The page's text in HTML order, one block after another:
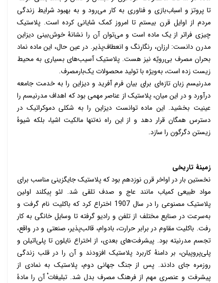
تا پروتز و اسباب‌بازی و فناوری به کار می‌رود و به بهبود شرایط زندگی
مردم از اوایل قرن بیستم تا امروز کمک شایانی کرده است. پلاستیک
چیزی فراتر از یک ماده است و می‌توان آن را نشانۀ خوش‌بینی دیزاین
مدرن دانست: ارزان، رنگارنگ و انعطاف‌پذیر. در عین حال، این ماده نماد
بحران مصرف بی‌رویّه نیز هست. پلاستیک آسیب‌های بسیاری به محیط
زیست زده است، به‌ویژه با تولید محصولات یک‌بارمصرف.
مدرنیسم زبان تازه‌ای برای بیان فرم آفرید و دیزاین را به خدمت جامعه
درآورد و در این میان، پلاستیک از عناصر مهمی بود که اهداف مدرنیسم را
عینیت بخشید. این ماده توانست دیزاین را به شکلی دموکراتیک در
دسترس همگان قرار دهد و از این راه نه‌تنها مالکیت اشیا، بلکه شیوۀ
زیستن دگرگون را سازد.
زمینۀ تاریخی
نخستین بار در اواخر قرن نوزدهم بود که پلاستیک جایگزینی مناسب برای
مواد طبیعی کمیاب مانند عاج و صدف تلقی شد. لئو بِیکلند اولین
پلاستیک مصنوعی را در سال 1907 اختراع کرد که باکلیت نام گرفت و
به‌سرعت در صنایع مختلف از تلفن و رادیو گرفته تا وسایل خانگی به کار
رفت. باکلیت مقاوم در برابر حرارت، بادوام، قالب‌پذیر، صنعتی و در واقع،
تجسم مدرنیته بود. پیشرفت‌های بعدی، از اختراع نایلون تا پلی‌اتیلن و
پلی‌پروپیلن، بر دامنۀ کاربرد پلاستیک افزودند و آن را در قلب زندگی
روزمره جای دادند. پس از جنگ جهانی دوم، پلاستیک به نمادی از
پیشرفت و عنصری مهم از فرهنگ مصرف بدل شد. تبلیغاتآن را مادۀ